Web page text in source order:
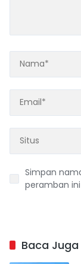
Simpan
peramban
Baca Juga